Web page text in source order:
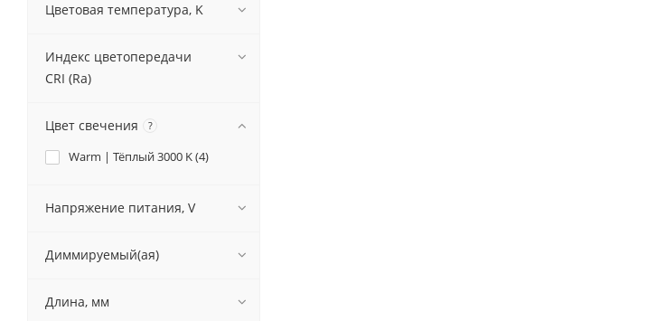
Цветовая температура, K
Индекс цветопередачи
CRI (Ra)
Цвет свечения ?
Warm | Тёплый 3000 K (4)
Напряжение питания, V
Диммируемый(ая)
Длина, мм